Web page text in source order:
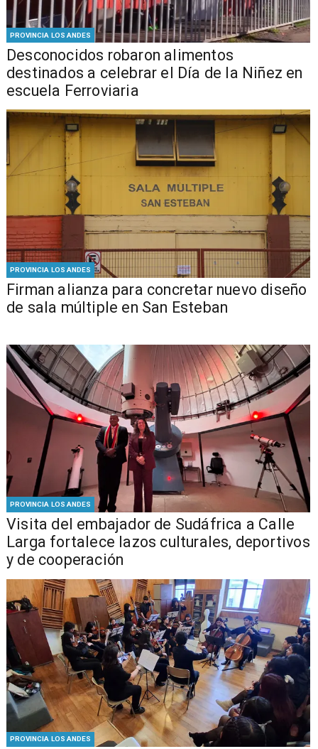
PROVINCIA LOS ANDES
Desconocidos robaron alimentos
destinados a celebrar el Día de la Niñez en
escuela Ferroviaria
PROVINCIA LOS ANDES
​​Firman alianza para concretar nuevo diseño
de sala múltiple en San Esteban
PROVINCIA LOS ANDES
​Visita del embajador de Sudáfrica a Calle
Larga fortalece lazos culturales, deportivos
y de cooperación
PROVINCIA LOS ANDES